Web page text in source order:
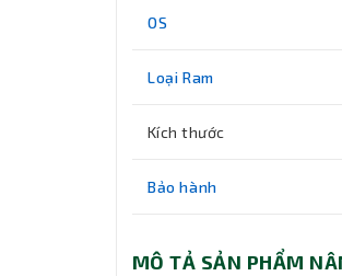
OS
Loại Ram
Kích thước
Bảo hành
MÔ TẢ SẢN PHẨM